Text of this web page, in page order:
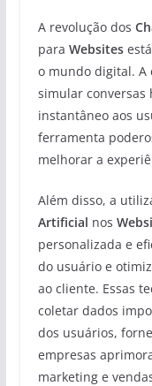
A revolução dos
para Websites
o mundo digital. A
simular conversas
instantâneo aos
ferramenta
melhorar a
Além disso, a
Artificial nos
personalizada e
do usuário e
ao cliente. Essas
coletar dados
dos usuários,
empresas
marketing e